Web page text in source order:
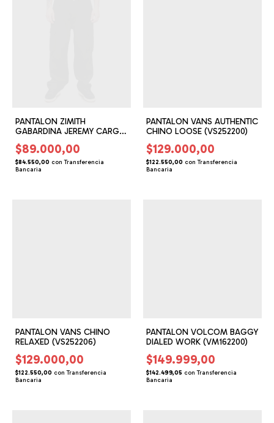
PANTALON ZIMITH
GABARDINA JEREMY CARGO
(ZH252202)
$89.000,00
$84.550,00 con Transferencia
Bancaria
PANTALON VANS AUTHENTIC
CHINO LOOSE (VS252200)
$129.000,00
$122.550,00 con Transferencia
Bancaria
PANTALON VANS CHINO
RELAXED (VS252206)
$129.000,00
$122.550,00 con Transferencia
Bancaria
PANTALON VOLCOM BAGGY
DIALED WORK (VM162200)
$149.999,00
$142.499,05 con Transferencia
Bancaria